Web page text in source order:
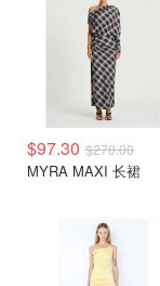
$97.30 $270.00
MYRA MAXI 长裙